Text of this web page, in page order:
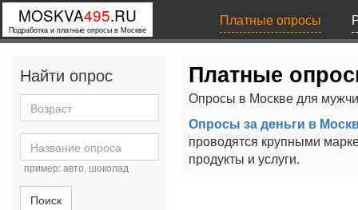
MOSKVA495.RU
Подработка и платные опросы в Москве
Платные опросы
Найти опрос
пример: авто, шоколад
Поиск
Платные
Опросы в Москве для
Опросы за деньги в
проводятся крупными
продукты и услуги.